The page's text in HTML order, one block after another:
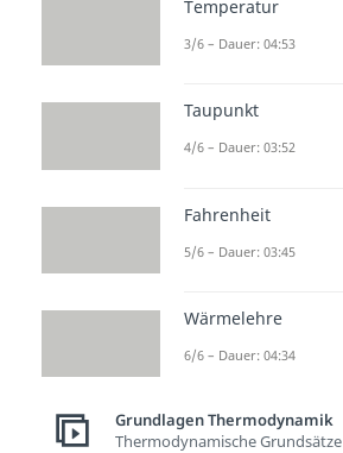
Temperatur
3/6 – Dauer: 04:53
Taupunkt
4/6 – Dauer: 03:52
Fahrenheit
5/6 – Dauer: 03:45
Wärmelehre
6/6 – Dauer: 04:34
Grundlagen Thermodynamik
Thermodynamische Grundsätze